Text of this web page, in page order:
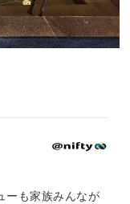
ーも家族みんなが